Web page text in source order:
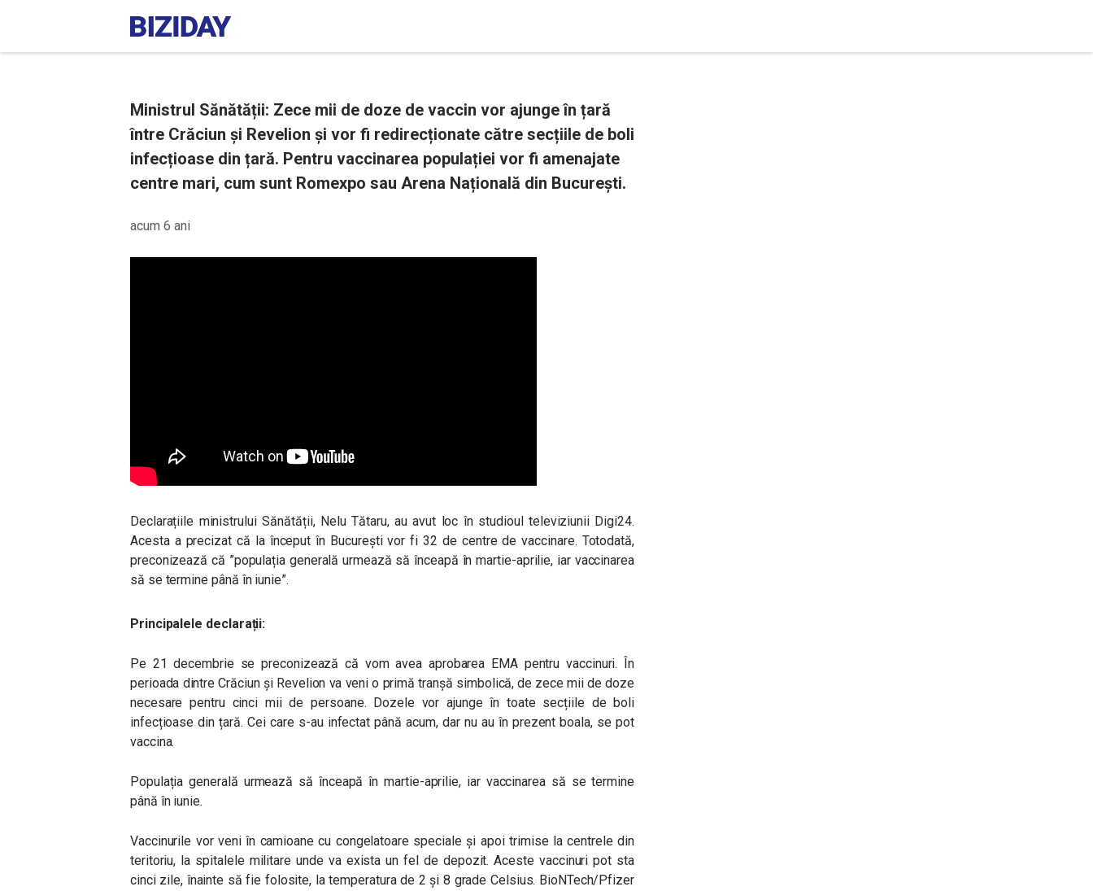
Ministrul Sănătății: Zece mii de doze de vaccin vor ajunge în țară
între Crăciun și Revelion și vor fi redirecționate către secțiile de boli
infecțioase din țară. Pentru vaccinarea populației vor fi amenajate
centre mari, cum sunt Romexpo sau Arena Națională din București.
acum 6 ani
Declarațiile ministrului Sănătății, Nelu Tătaru, au avut loc în studioul televiziunii Digi24.
Acesta a precizat că la început în București vor fi 32 de centre de vaccinare. Totodată,
preconizează că ”populația generală urmează să înceapă în martie-aprilie, iar vaccinarea
să se termine până în iunie”.
Principalele declarații:
Pe 21 decembrie se preconizează că vom avea aprobarea EMA pentru vaccinuri. În
perioada dintre Crăciun și Revelion va veni o primă tranșă simbolică, de zece mii de doze
necesare pentru cinci mii de persoane. Dozele vor ajunge în toate secțiile de boli
infecțioase din țară. Cei care s-au infectat până acum, dar nu au în prezent boala, se pot
vaccina.
Populația generală urmează să înceapă în martie-aprilie, iar vaccinarea să se termine
până în iunie.
Vaccinurile vor veni în camioane cu congelatoare speciale și apoi trimise la centrele din
teritoriu, la spitalele militare unde va exista un fel de depozit. Aceste vaccinuri pot sta
cinci zile, înainte să fie folosite, la temperatura de 2 și 8 grade Celsius. BioNTech/Pfizer